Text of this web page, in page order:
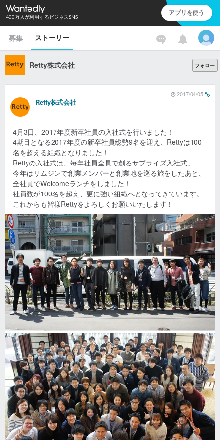
400万人が利用するビジネスSNS アプリを使う
募集 ストーリー
Retty株式会社 フォロー
Retty株式会社
2017/04/05
4月3日、2017年度新卒社員の入社式を行いました！
4期目となる2017年度の新卒社員総勢9名を迎え、Rettyは100
名を超える組織となりました！
Rettyの入社式は、毎年社員全員で創るサプライズ入社式。
今年はリムジンで創業メンバーと創業地を巡る旅をしたあと、
全社員でWelcomeランチをしました！
社員数が100名を超え、更に強い組織へとなってきています。
これからも皆様Rettyをよろしくお願いいたします！